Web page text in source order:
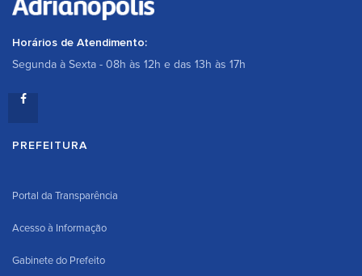
Horários de Atendimento:
Segunda à Sexta - 08h às 12h e das 13h às 17h
PREFEITURA
Portal da Transparência
Acesso à Informação
Gabinete do Prefeito